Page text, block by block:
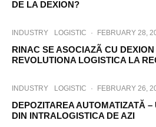
DE LA DEXION?
INDUSTRY LOGISTIC · FEBRUARY 28,
RINAC SE ASOCIAZÃ CU DEXION
REVOLUTIONA LOGISTICA LA
INDUSTRY LOGISTIC · FEBRUARY 26,
DEPOZITAREA AUTOMATIZATĂ
DIN INTRALOGISTICA DE AZI